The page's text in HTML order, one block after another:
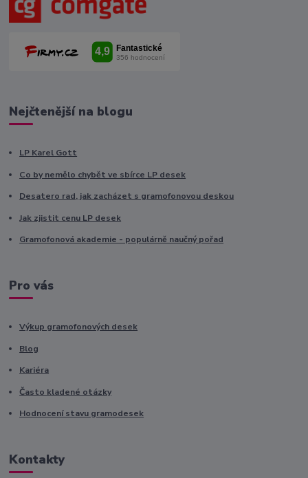
Nejčtenější na blogu
LP Karel Gott
Co by nemělo chybět ve sbírce LP desek
Desatero rad, jak zacházet s gramofonovou deskou
Jak zjistit cenu LP desek
Gramofonová akademie - populárně naučný pořad
Pro vás
Výkup gramofonových desek
Blog
Kariéra
Často kladené otázky
Hodnocení stavu gramodesek
Kontakty